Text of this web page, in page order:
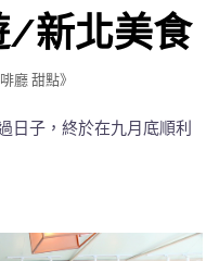
/新北美食
廳 甜點》
日子，終於在九月底順利